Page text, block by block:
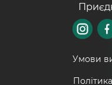
Умови